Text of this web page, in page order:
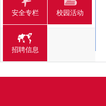
安全专栏 校园活动
招聘信息